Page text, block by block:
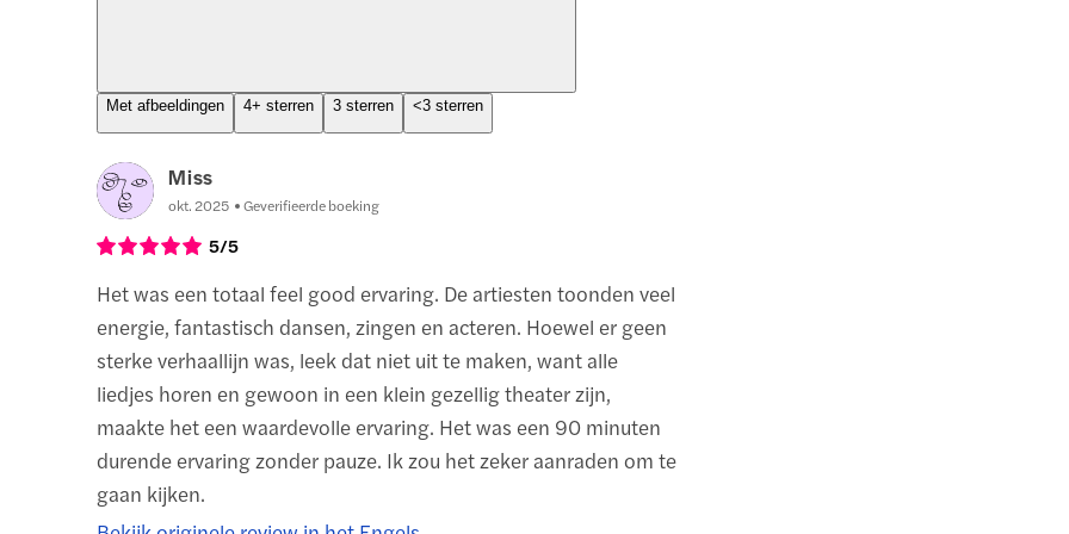
Met afbeeldingen 4+ sterren 3 sterren <3 sterren
Miss
okt. 2025 Geverifieerde boeking
5/5
Het was een totaal feel good ervaring. De artiesten toonden veel
energie, fantastisch dansen, zingen en acteren. Hoewel er geen
sterke verhaallijn was, leek dat niet uit te maken, want alle
liedjes horen en gewoon in een klein gezellig theater zijn,
maakte het een waardevolle ervaring. Het was een 90 minuten
durende ervaring zonder pauze. Ik zou het zeker aanraden om te
gaan kijken.